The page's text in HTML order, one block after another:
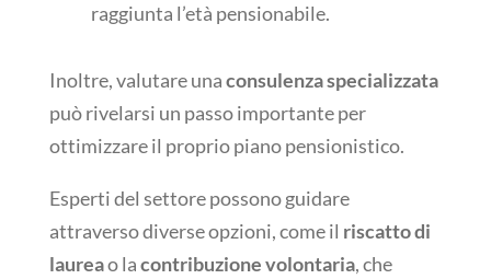
raggiunta l’età pensionabile.
Inoltre, valutare unaconsulenza specializzata
può rivelarsi un passo importante per
ottimizzare il proprio piano pensionistico.
Esperti del settore possono guidare
attraverso diverse opzioni, come il riscatto di
laureao lacontribuzione volontaria, che